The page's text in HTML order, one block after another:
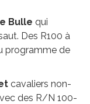
Bulle qui
Des R100 à
programme de
cavaliers non-
des R/N 100-